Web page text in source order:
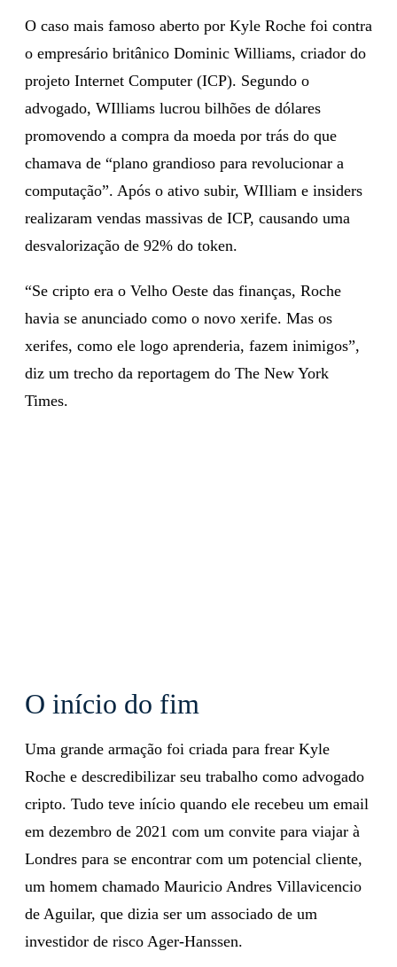
O caso mais famoso aberto por Kyle Roche foi contra
o empresário britânico Dominic Williams, criador do
projeto Internet Computer (ICP). Segundo o
advogado, WIlliams lucrou bilhões de dólares
promovendo a compra da moeda por trás do que
chamava de “plano grandioso para revolucionar a
computação”. Após o ativo subir, WIlliam e insiders
realizaram vendas massivas de ICP, causando uma
desvalorização de 92% do token.
“Se cripto era o Velho Oeste das finanças, Roche
havia se anunciado como o novo xerife. Mas os
xerifes, como ele logo aprenderia, fazem inimigos”,
diz um trecho da reportagem do The New York
Times.
O início do fim
Uma grande armação foi criada para frear Kyle
Roche e descredibilizar seu trabalho como advogado
cripto. Tudo teve início quando ele recebeu um email
em dezembro de 2021 com um convite para viajar à
Londres para se encontrar com um potencial cliente,
um homem chamado Mauricio Andres Villavicencio
de Aguilar, que dizia ser um associado de um
investidor de risco Ager-Hanssen.